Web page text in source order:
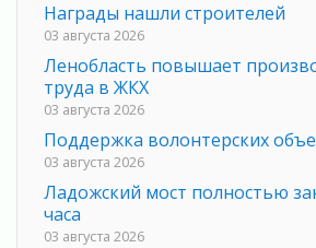
Награды нашли строителей
03 августа 2026
Ленобласть повышает
труда в ЖКХ
03 августа 2026
Поддержка волонтерских
03 августа 2026
Ладожский мост полностью
часа
03 августа 2026